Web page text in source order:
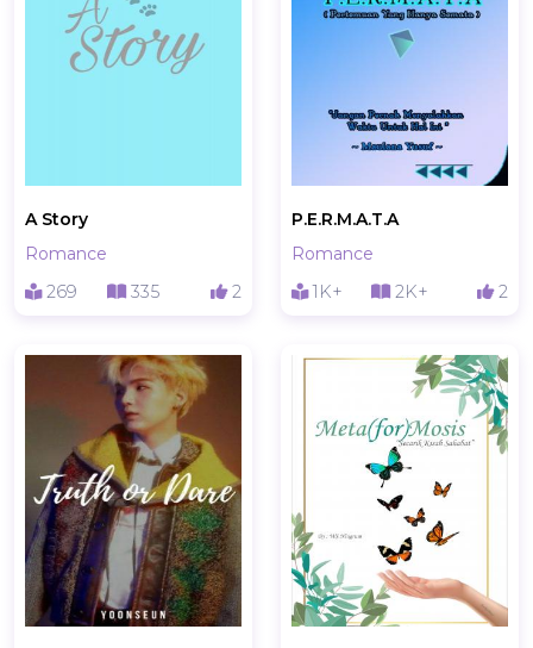
A Story
Romance
269
335 2
P.E.R.M.A.T.A
Romance
1K+
2K+ 2